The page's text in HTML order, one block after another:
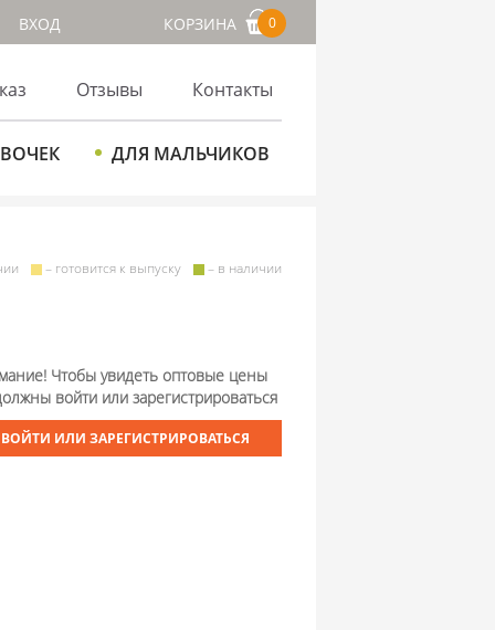
ВХОД КОРЗИНА 0
Отзывы Контакты
ДЛЯ МАЛЬЧИКОВ
– готовится к выпуску – в наличии
Чтобы увидеть оптовые цены
войти или зарегистрироваться
ВОЙТИ ИЛИ ЗАРЕГИСТРИРОВАТЬСЯ